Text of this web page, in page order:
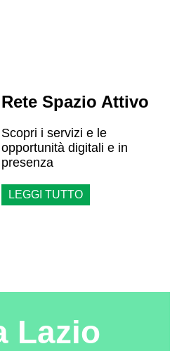
Rete Spazio Attivo
Scopri i servizi e le
opportunità digitali e in
presenza
LEGGI TUTTO
Lazio